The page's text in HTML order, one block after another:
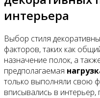
интерьера
Выбор стиля
факторов, таких как
назначение полок, а
предполагаемая
только выполняли свою
вписывались в интерьер,